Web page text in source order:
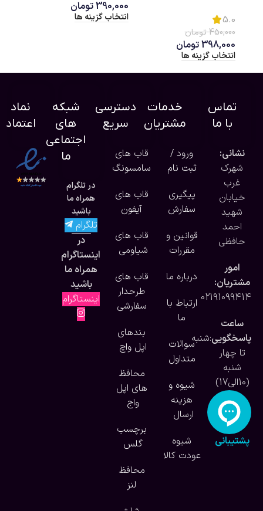
5.0
450,000تومان
398,000تومان
انتخاب گزینه ها
390,000تومان
انتخاب گزینه ها
تماس
با ما
نشانی:
شهرک
غرب
خیابان
شهید
احمد
حافظی
امور
مشتریان:
02191099414
ساعت
پاسخگویی:شنبه
تا چهار
شنبه
(10الی17)
پشتیبانی
خدمات
مشتریان
ورود /
ثبت نام
پیگیری
سفارش
قوانین و
مقررات
درباره ما
ارتباط با
ما
سوالات
متداول
شیوه و
هزینه
ارسال
شیوه
عودت کالا
دسترسی
سریع
قاب های
سامسونگ
قاب های
آیفون
قاب های
شیاومی
قاب های
طرحدار
سفارشی
بندهای
اپل واچ
محافظ
های اپل
واج
برچسب
گلس
محافظ
لنز
شبکه
های
اجتماعی
ما
در تلگرام
همراه ما
باشید
تلگرام
در
اینستاگرام
همراه ما
باشید
اینستاگرام
نماد
اعتماد